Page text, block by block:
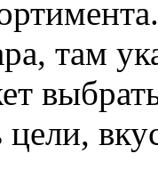
там
цели,